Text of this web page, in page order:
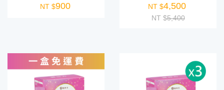
NT $900 NT $4,500
NT $5,400